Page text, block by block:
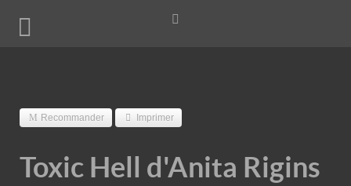
Recommander Imprimer
Toxic Hell d'Anita Rigins